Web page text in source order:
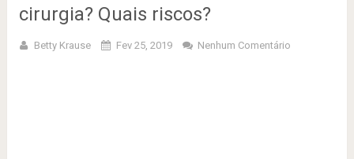
cirurgia? Quais riscos?
Betty Krause Fev 25, 2019 Nenhum Comentário